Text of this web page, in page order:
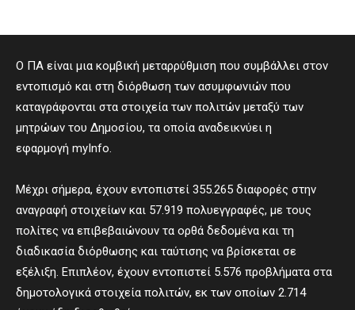
Ο ΠΑ είναι μια κομβική μεταρρύθμιση που συμβάλλει στον
εντοπισμό και στη διόρθωση των ασυμφωνιών που
καταγράφονται στα στοιχεία των πολιτών μεταξύ των
μητρώων του Δημοσίου, τα οποία αναδεικνύει η
εφαρμογή myInfo.
Μέχρι σήμερα, έχουν εντοπιστεί 355.265 διαφορές στην
αναγραφή στοιχείων και 57.919 πολυεγγραφές, με τους
πολίτες να επιβεβαιώνουν τα ορθά δεδομένα και τη
διαδικασία διόρθωσης και ταύτισης να βρίσκεται σε
εξέλιξη. Επιπλέον, έχουν εντοπιστεί 5.576 προβλήματα στα
δημοτολογικά στοιχεία πολιτών, εκ των οποίων 2.714